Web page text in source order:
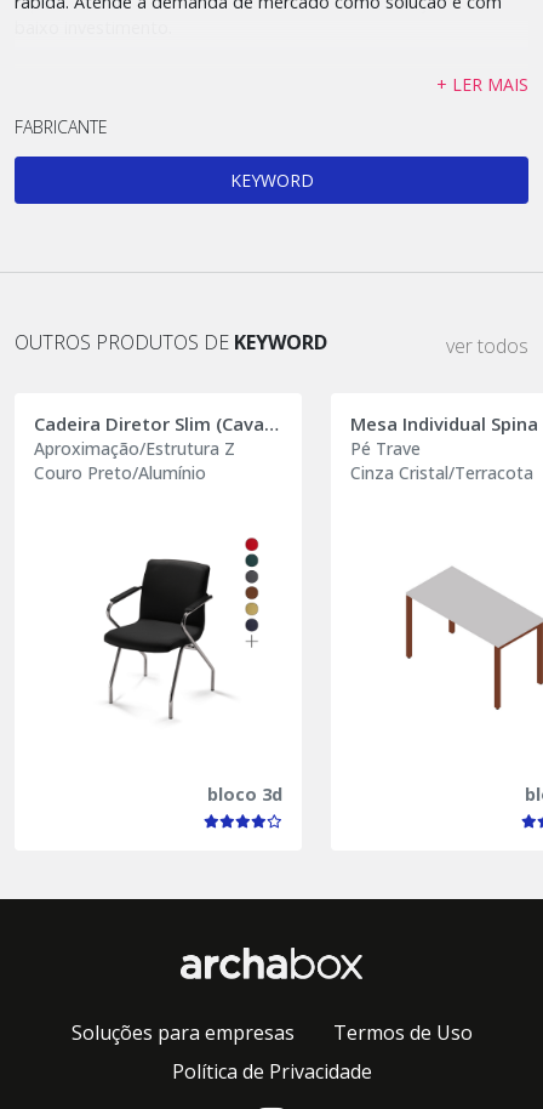
+ LER MAIS
FABRICANTE
KEYWORD
OUTROS PRODUTOS DE KEYWORD ver todos
Cadeira Diretor Slim (Cavalleti by Keyword)
Aproximação/Estrutura Z
Couro Preto/Alumínio
bloco 3d
Pé Trave
Cinza Cristal/Terracota
Soluções para empresas
Termos de Uso
Política de Privacidade